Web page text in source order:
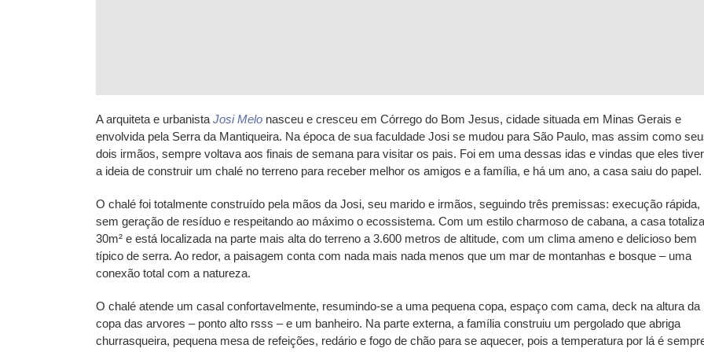
A arquiteta e urbanista Josi Melo nasceu e cresceu em Córrego do Bom Jesus, cidade situada em Minas Gerais e
envolvida pela Serra da Mantiqueira. Na época de sua faculdade Josi se mudou para São Paulo, mas assim como
dois irmãos, sempre voltava aos finais de semana para visitar os pais. Foi em uma dessas idas e vindas que eles
a ideia de construir um chalé no terreno para receber melhor os amigos e a família, e há um ano, a casa saiu do papel.
O chalé foi totalmente construído pela mãos da Josi, seu marido e irmãos, seguindo três premissas: execução rápida,
sem geração de resíduo e respeitando ao máximo o ecossistema. Com um estilo charmoso de cabana, a casa totaliza
30m² e está localizada na parte mais alta do terreno a 3.600 metros de altitude, com um clima ameno e delicioso bem
típico de serra. Ao redor, a paisagem conta com nada mais nada menos que um mar de montanhas e bosque – uma
conexão total com a natureza.
O chalé atende um casal confortavelmente, resumindo-se a uma pequena copa, espaço com cama, deck na altura da
copa das arvores – ponto alto rsss – e um banheiro. Na parte externa, a família construiu um pergolado que abriga
churrasqueira, pequena mesa de refeições, redário e fogo de chão para se aquecer, pois a temperatura por lá é